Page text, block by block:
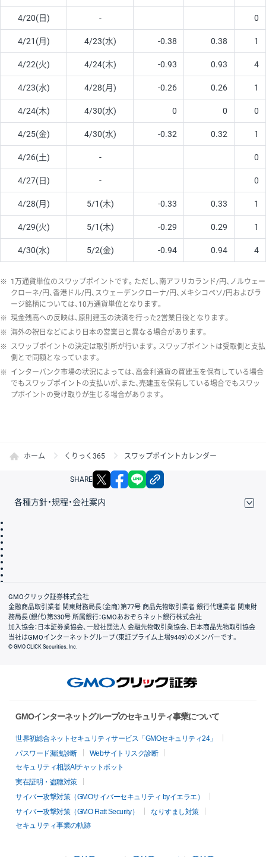
4/20(日) - 0
4/21(月) 4/23(水) -0.38 0.38 1
4/22(火) 4/24(木) -0.93 0.93 4
4/23(水) 4/28(月) -0.26 0.26 1
4/24(木) 4/30(水) 0 0 0
4/25(金) 4/30(水) -0.32 0.32 1
4/26(土) - 0
4/27(日) - 0
4/28(月) 5/1(木) -0.33 0.33 1
4/29(火) 5/1(木) -0.29 0.29 1
4/30(水) 5/2(金) -0.94 0.94 4
※ 1万通貨単位のスワップポイントです。ただし、南アフリカランド/円、ノルウェー
クローネ/円、香港ドル/円、スウェーデンクローナ/円、メキシコペソ/円およびラ
ージ銘柄については、10万通貨単位となります。
※ 現金残高への反映は、原則建玉の決済を行った2営業日後となります。
※ 海外の祝日などにより日本の営業日と異なる場合があります。
※ スワップポイントの決定は取引所が行います。スワップポイントは受取側と支払
側とで同額となっています。
※ インターバンク市場の状況によっては、高金利通貨の買建玉を保有している場合
でもスワップポイントの支払いが、また、売建玉を保有している場合でもスワッ
プポイントの受け取りが生じる場合があります。
ホーム くりっく365 スワップポイントカレンダー
SHARE X facebook
各種方針・規程・会社案内
会社案内
GMOクリック証券株式会社
金融商品取引業者 関東財務局長（金商）第77号 商品先物取引業者 銀行代理業者 関東財
務局長（銀代）第330号 所属銀行：GMOあおぞらネット銀行株式会社
加入協会：日本証券業協会、一般社団法人 金融先物取引業協会、日本商品先物取引協会
当社はGMOインターネットグループ（東証プライム上場9449）のメンバーです。
© GMO CLICK Securities, Inc.
GMOインターネットグループのセキュリティ事業について
世界初総合ネットセキュリティサービス「GMOセキュリティ24」
パスワード漏洩診断
Webサイトリスク診断
セキュリティ相談AIチャットボット
実在証明・盗聴対策
サイバー攻撃対策（GMOサイバーセキュリティ byイエラエ）
サイバー攻撃対策（GMO Flatt Security）
なりすまし対策
セキュリティ事業の軌跡